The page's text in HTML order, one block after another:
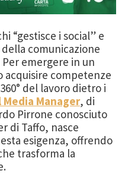
“gestisce i social” e
comunicazione
emergere in un
acquisire competenze
del lavoro dietro i
Media Manager, di
Pirrone conosciuto
di Taffo, nasce
esigenza, offrendo
trasforma la